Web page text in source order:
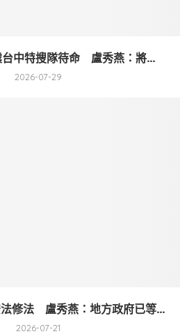
台中特搜隊待命 盧秀燕：將...
2026-07-29
修法 盧秀燕：地方政府已等...
2026-07-21